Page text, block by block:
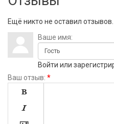
Ещё никто не оставил отзывов.
Ваше имя:
Войти или
Ваш отзыв: *

